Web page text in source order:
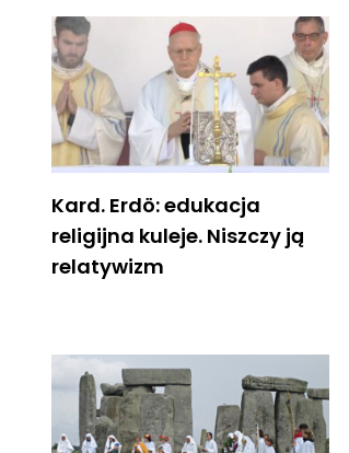
Kard. Erdö: edukacja
religijna kuleje. Niszczy ją
relatywizm